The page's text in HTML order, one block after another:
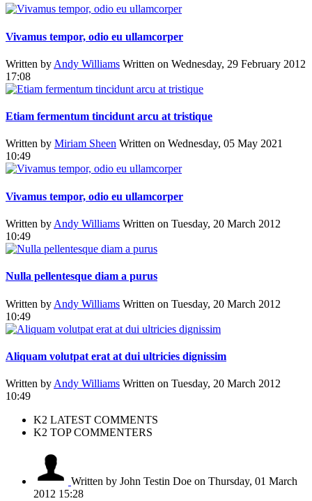
Vivamus tempor, odio eu ullamcorper
Written by Andy Williams Written on Wednesday, 29 February 2012
17:08
Etiam fermentum tincidunt arcu at tristique
Written by Miriam Sheen Written on Wednesday, 05 May 2021
10:49
Vivamus tempor, odio eu ullamcorper
Written by Andy Williams Written on Tuesday, 20 March 2012
10:49
Nulla pellentesque diam a purus
Written by Andy Williams Written on Tuesday, 20 March 2012
10:49
Aliquam volutpat erat at dui ultricies dignissim
Written by Andy Williams Written on Tuesday, 20 March 2012
10:49
K2 LATEST COMMENTS
K2 TOP COMMENTERS
Written by John Testin Doe on Thursday, 01 March
2012 15:28